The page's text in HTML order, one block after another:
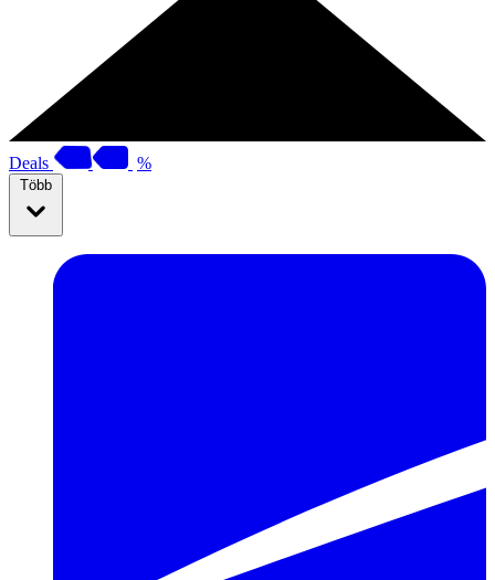
Deals %
Több